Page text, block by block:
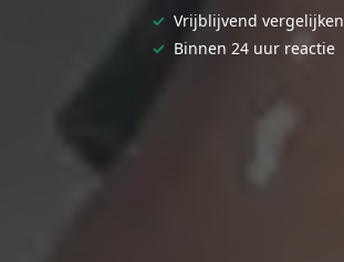
✓ Vrijblijvend vergelijken
✓ Binnen 24 uur reactie